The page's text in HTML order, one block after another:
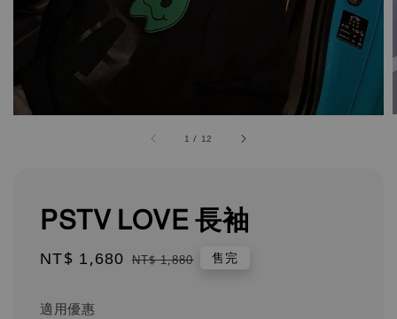
1 / 12
PSTV LOVE 長袖
Sale
NT$ 1,680 Regular
NT$ 1,880 售完
適用優惠